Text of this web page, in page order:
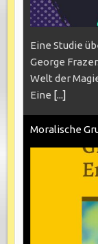
Eine Studie
George
Welt der
Eine [...]
Moralische